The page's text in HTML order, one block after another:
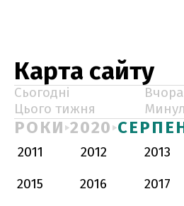
Карта сайту
Сьогодні
Вчора
Цього тижня
РОКИ 2020
2011 2012 2013
2015
2016 2017